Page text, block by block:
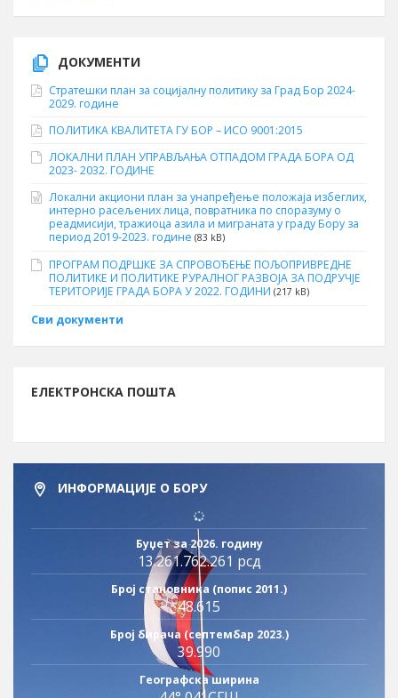
ДОКУМЕНТИ
Стратешки план за социјалну политику за Град Бор 2024-
2029. године
ПОЛИТИКА КВАЛИТЕТА ГУ БОР – ИСО 9001:2015
ЛОКАЛНИ ПЛАН УПРАВЉАЊА ОТПАДОМ ГРАДА БОРА ОД
2023- 2032. ГОДИНЕ
Локални акциони план за унапређење положаја избеглих,
интерно расељених лица, повратника по споразуму о
реадмисији, тражиоца азила и миграната у граду Бору за
период 2019-2023. године (83 kB)
ПРОГРАМ ПОДРШКЕ ЗА СПРОВОЂЕЊЕ ПОЉОПРИВРЕДНЕ
ПОЛИТИКЕ И ПОЛИТИКЕ РУРАЛНОГ РАЗВОЈА ЗА ПОДРУЧЈЕ
ТЕРИТОРИЈЕ ГРАДА БОРА У 2022. ГОДИНИ (217 kB)
Сви документи
ЕЛЕКТРОНСКА ПОШТА
ИНФОРМАЦИЈЕ О БОРУ
Буџет за 2026. годину
13.261.762.261 рсд
Број становника (попис 2011.)
48.615
Број бирача (септембар 2023.)
39.990
Географска ширина